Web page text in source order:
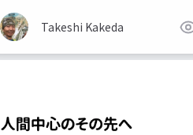
Takeshi Kakeda